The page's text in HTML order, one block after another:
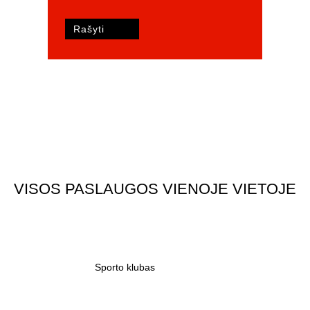
Rašyti
VISOS PASLAUGOS VIENOJE VIETOJE
Sporto klubas